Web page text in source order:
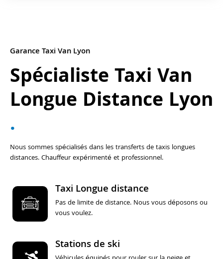
Garance Taxi Van Lyon
Spécialiste Taxi Van
Longue Distance Lyon
.
Nous sommes spécialisés dans les transferts de taxis longues
distances. Chauffeur expérimenté et professionnel.
Taxi Longue distance
Pas de limite de distance. Nous vous déposons ou
vous voulez.
Stations de ski